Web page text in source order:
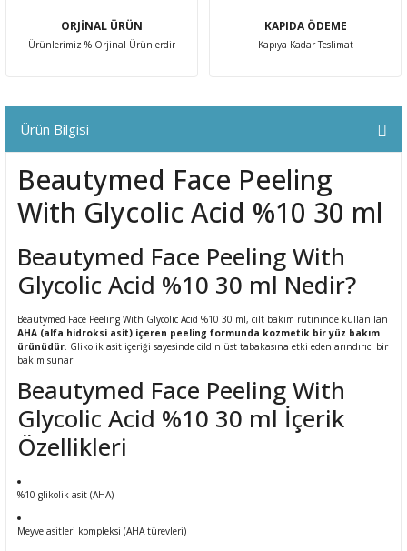
ORJİNAL ÜRÜN
Ürünlerimiz % Orjinal Ürünlerdir
KAPIDA ÖDEME
Kapıya Kadar Teslimat
Ürün Bilgisi
Beautymed Face Peeling
With Glycolic Acid %10 30 ml
Beautymed Face Peeling With
Glycolic Acid %10 30 ml Nedir?
Beautymed Face Peeling With Glycolic Acid %10 30 ml, cilt bakım rutininde kullanılan
AHA (alfa hidroksi asit) içeren peeling formunda kozmetik bir yüz bakım
ürünüdür. Glikolik asit içeriği sayesinde cildin üst tabakasına etki eden arındırıcı bir
bakım sunar.
Beautymed Face Peeling With
Glycolic Acid %10 30 ml İçerik
Özellikleri
%10 glikolik asit (AHA)
Meyve asitleri kompleksi (AHA türevleri)